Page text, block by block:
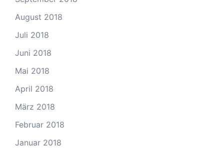
August 2018
Juli 2018
Juni 2018
Mai 2018
April 2018
März 2018
Februar 2018
Januar 2018